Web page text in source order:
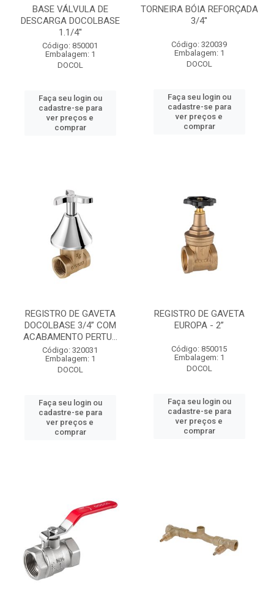
BASE VÁLVULA DE
DESCARGA DOCOLBASE
1.1/4''
Código: 850001
Embalagem: 1
DOCOL
Faça seu login ou
cadastre-se para
ver preços e
comprar
TORNEIRA BÓIA REFORÇADA
3/4''
Código: 320039
Embalagem: 1
DOCOL
Faça seu login ou
cadastre-se para
ver preços e
comprar
REGISTRO DE GAVETA
DOCOLBASE 3/4” COM
ACABAMENTO PERTU...
Código: 320031
Embalagem: 1
DOCOL
Faça seu login ou
cadastre-se para
ver preços e
comprar
REGISTRO DE GAVETA
EUROPA - 2”
Código: 850015
Embalagem: 1
DOCOL
Faça seu login ou
cadastre-se para
ver preços e
comprar